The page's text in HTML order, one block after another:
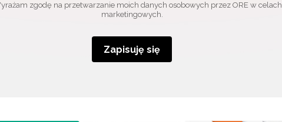
zgodę na przetwarzanie moich danych osobowych przez ORE w celach
marketingowych.
Zapisuję się